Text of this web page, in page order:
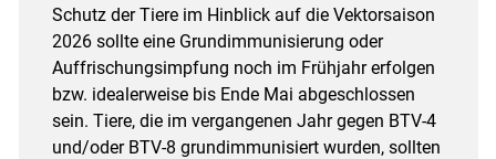
Schutz der Tiere im Hinblick auf die Vektorsaison
2026 sollte eine Grundimmunisierung oder
Auffrischungsimpfung noch im Frühjahr erfolgen
bzw. idealerweise bis Ende Mai abgeschlossen
sein. Tiere, die im vergangenen Jahr gegen BTV-4
und/oder BTV-8 grundimmunisiert wurden, sollten